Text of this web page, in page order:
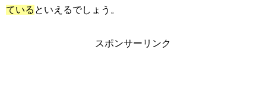
ている といえるでしょう。
スポンサーリンク